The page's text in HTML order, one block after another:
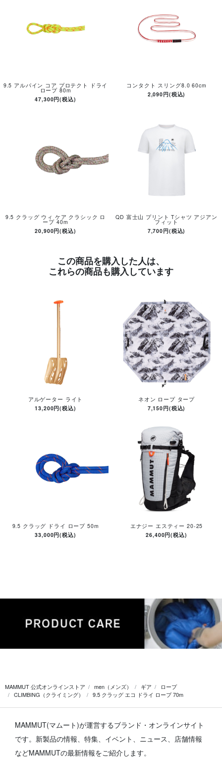
9.5 アルパイン コア プロテクト ドライ
ロープ 80m
47,300円(税込)
コンタクト スリング8.0 60cm
2,090円(税込)
9.5 クラッグ ウィ ケア クラシック ロ
ープ 40m
20,900円(税込)
QD 富士山 プリント Tシャツ アジアン
フィット
7,700円(税込)
この商品を購入した人は、
これらの商品も購入しています
アルゲーター ライト
13,200円(税込)
ネオン ロープ タープ
7,150円(税込)
9.5 クラッグ ドライ ロープ 50m
33,000円(税込)
エナジー エスティー 20-25
26,400円(税込)
MAMMUT 公式オンラインストア men（メンズ） ギア
ロープ
CLIMBING（クライミング）
9.5 クラッグ エコ ドライ ロープ 70m
MAMMUT(マムート)が運営するブランド・オンラインサイト
です。 新製品の情報、特集、イベント、ニュース、店舗情報
などMAMMUTの最新情報をご紹介します。